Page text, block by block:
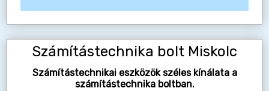
Számítástechnika bolt Miskolc
Számítástechnikai eszközök széles kínálata a
számítástechnika boltban.